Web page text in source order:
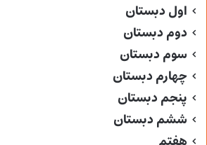
اول دبستان
دوم دبستان
سوم دبستان
چهارم دبستان
پنجم دبستان
ششم دبستان